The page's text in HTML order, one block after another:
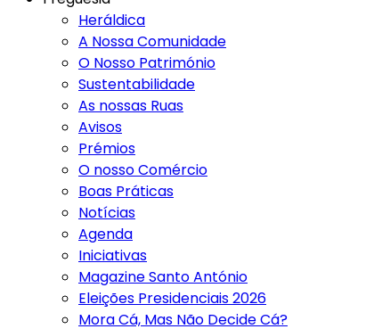
Heráldica
A Nossa Comunidade
O Nosso Património
Sustentabilidade
As nossas Ruas
Avisos
Prémios
O nosso Comércio
Boas Práticas
Notícias
Agenda
Iniciativas
Magazine Santo António
Eleições Presidenciais 2026
Mora Cá, Mas Não Decide Cá?